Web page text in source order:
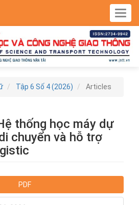
Tập 6 Số 4 (2026) Articles
thống học máy dự
chuyển và hỗ trợ
PDF